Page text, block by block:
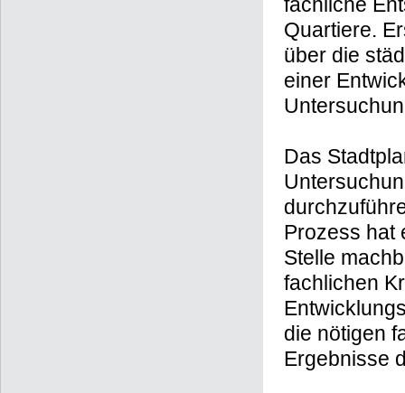
Quartiere.
über die
einer
Das
Prozess hat
Stelle
fachlichen
die nötigen
Ergebnisse